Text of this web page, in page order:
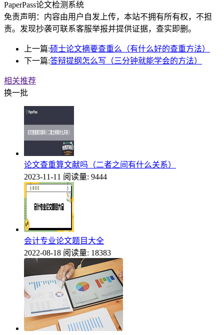
PaperPass论文检测系统
免责声明：内容由用户自发上传，本站不拥有所有权，不担
责。发现抄袭可联系客服举报并提供证据，查实即删。
上一篇:硕士论文摘要查重么（有什么好的查重方法）
下一篇:答辩提纲怎么写（三分钟就能学会的方法）
相关推荐
换一批
论文查重算文献吗（二者之间有什么关系）
2023-11-11 阅读量: 9444
会计专业论文题目大全
2022-08-18 阅读量: 18383